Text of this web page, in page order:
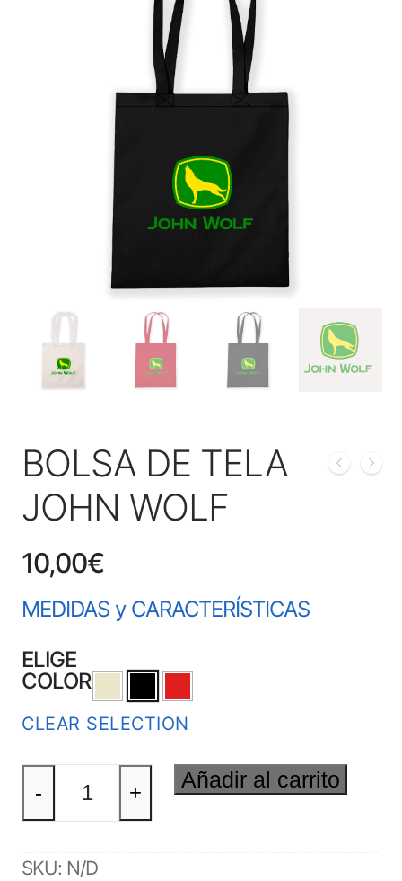
BOLSA DE TELA
JOHN WOLF
10,00€
MEDIDAS y CARACTERÍSTICAS
ELIGE
COLOR
CLEAR SELECTION
BOLSA
DE
JOHN
cantidad
- +
Añadir al carrito
SKU: N/D